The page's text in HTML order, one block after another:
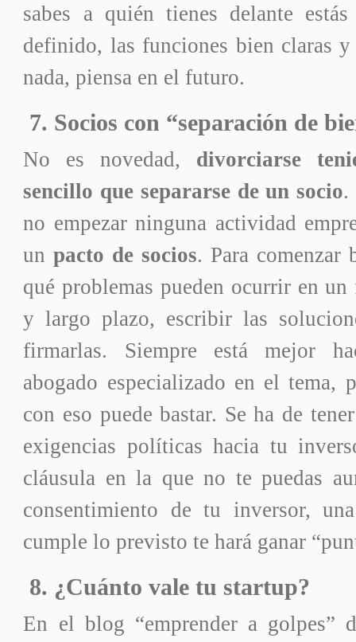
sabes a quién tienes delante
definido, las funciones bien claras y
nada, piensa en el futuro.
7. Socios con “separación de
No es novedad, divorciarse
sencillo que separarse de un socio.
no empezar ninguna actividad
unpacto de socios. Para comenzar
qué problemas pueden ocurrir en
y largo plazo, escribir las
firmarlas. Siempre está mejor
abogado especializado en el tema,
con eso puede bastar. Se ha de
exigencias políticas hacia tu
cláusula en la que no te puedas
consentimiento de tu inversor,
cumple lo previsto te hará ganar
8. ¿Cuánto vale tu startup?
En el blog “emprender a golpes”